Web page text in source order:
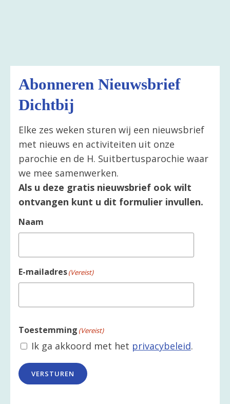
Abonneren Nieuwsbrief
Dichtbij
Elke zes weken sturen wij een nieuwsbrief
met nieuws en activiteiten uit onze
parochie en de H. Suitbertusparochie waar
we mee samenwerken.
Als u deze gratis nieuwsbrief ook wilt
ontvangen kunt u dit formulier invullen.
Naam
E-mailadres(Vereist)
Toestemming (Vereist)
Ik ga akkoord met het privacybeleid.
VERSTUREN